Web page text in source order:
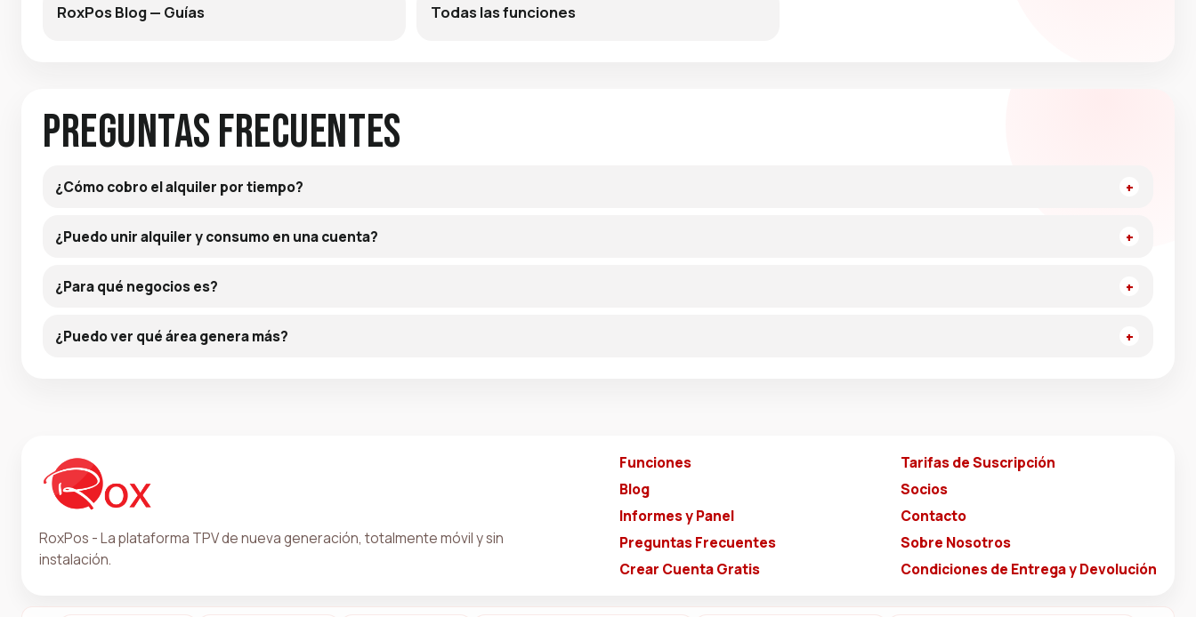
RoxPos Blog — Guías Todas las funciones
Preguntas frecuentes
¿Cómo cobro el alquiler por tiempo?
¿Puedo unir alquiler y consumo en una cuenta?
¿Para qué negocios es?
¿Puedo ver qué área genera más?
RoxPos - La plataforma TPV de nueva generación, totalmente móvil y sin
instalación.
Funciones
Blog
Informes y Panel
Preguntas Frecuentes
Crear Cuenta Gratis
Tarifas de Suscripción
Socios
Contacto
Sobre Nosotros
Condiciones de Entrega y Devolución